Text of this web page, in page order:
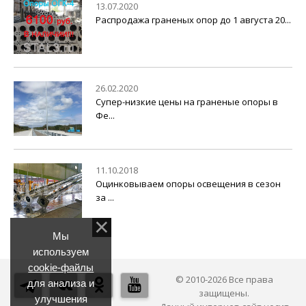
13.07.2020
Распродажа граненых опор до 1 августа 20...
26.02.2020
Супер-низкие цены на граненые опоры в
Фе...
11.10.2018
Оцинковываем опоры освещения в сезон
за ...
© 2010-2026 Все права
защищены.
Мы
используем
cookie-файлы
для анализа и
улучшения